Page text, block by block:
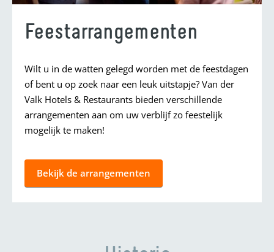
Feestarrangementen
Wilt u in de watten gelegd worden met de feestdagen
of bent u op zoek naar een leuk uitstapje? Van der
Valk Hotels & Restaurants bieden verschillende
arrangementen aan om uw verblijf zo feestelijk
mogelijk te maken!
Bekijk de arrangementen